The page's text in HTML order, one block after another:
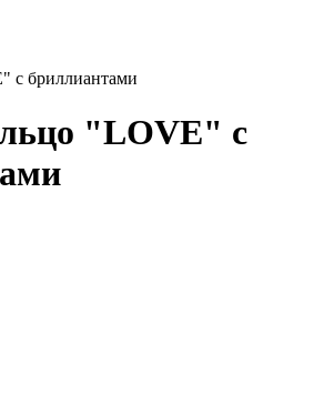
с бриллиантами
"LOVE" с